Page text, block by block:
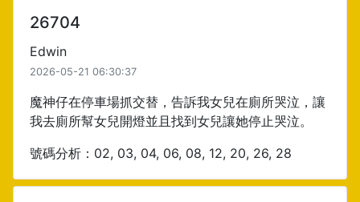
26704
Edwin
2026-05-21 06:30:37
魔神仔在停車場抓交替，告訴我女兒在廁所哭泣，讓
我去廁所幫女兒開燈並且找到女兒讓她停止哭泣。
號碼分析：02, 03, 04, 06, 08, 12, 20, 26, 28